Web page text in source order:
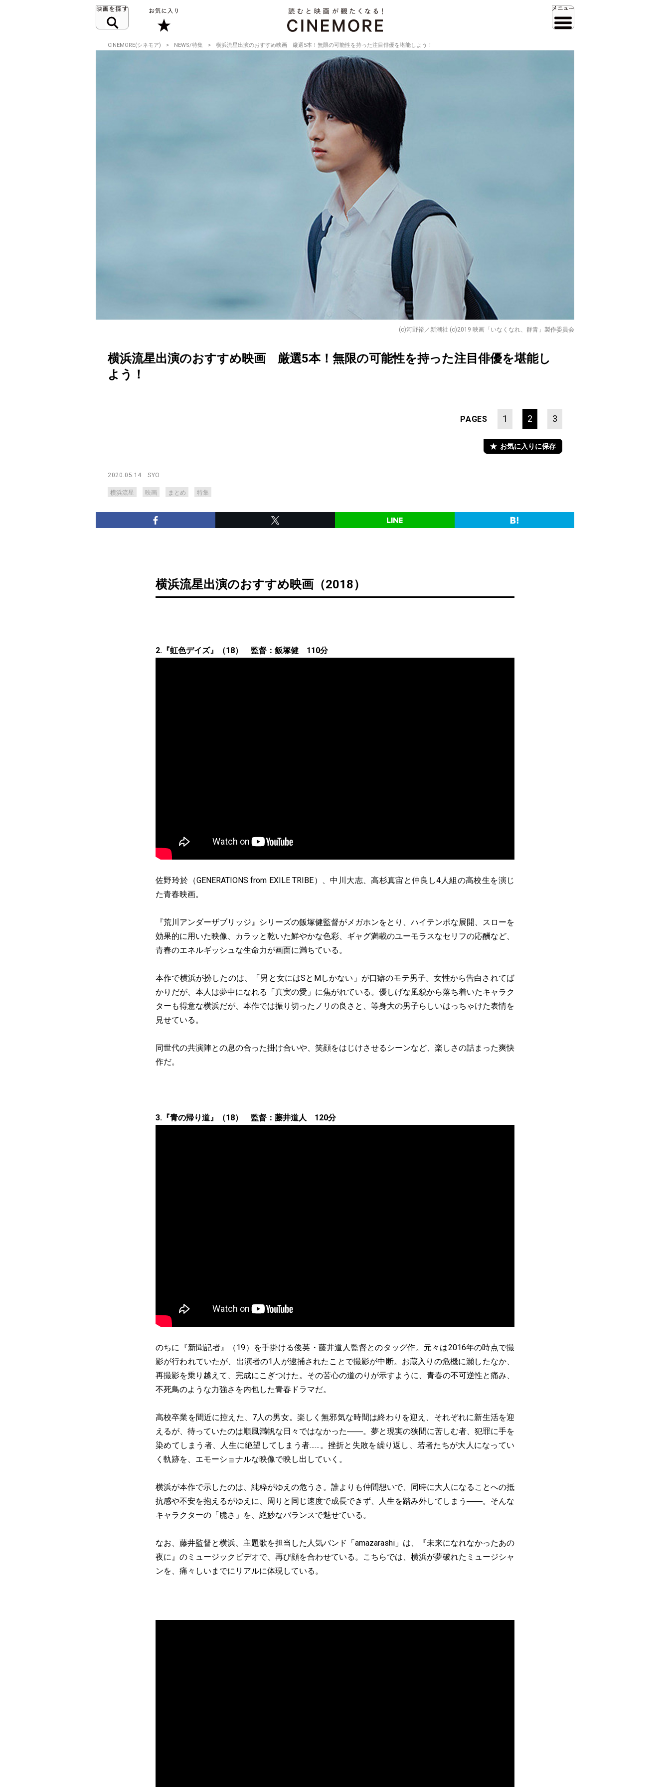
CINEMORE(シネモア) NEWS/特集 横浜流星出演のおすすめ映画 厳選5本！無限の可能性を持った注目俳優を堪能しよう！
(c)河野裕／新潮社 (c)2019 映画「いなくなれ、群青」製作委員会
横浜流星出演のおすすめ映画 厳選5本！無限の可能性を持った注目俳優を堪能し
よう！
PAGES 1 2 3
お気に入りに保存
2020.05.14 SYO
横浜流星 映画 まとめ 特集
横浜流星出演のおすすめ映画（2018）
2.『虹色デイズ』（18） 監督：飯塚健 110分
佐野玲於（GENERATIONS from EXILE TRIBE）、中川大志、高杉真宙と仲良し4人組の高校生を演じ
た青春映画。
『荒川アンダーザブリッジ』シリーズの飯塚健監督がメガホンをとり、ハイテンポな展開、スローを
効果的に用いた映像、カラッと乾いた鮮やかな色彩、ギャグ満載のユーモラスなセリフの応酬など、
青春のエネルギッシュな生命力が画面に満ちている。
本作で横浜が扮したのは、「男と女にはSとMしかない」が口癖のモテ男子。女性から告白されてば
かりだが、本人は夢中になれる「真実の愛」に焦がれている。優しげな風貌から落ち着いたキャラク
ターも得意な横浜だが、本作では振り切ったノリの良さと、等身大の男子らしいはっちゃけた表情を
見せている。
同世代の共演陣との息の合った掛け合いや、笑顔をはじけさせるシーンなど、楽しさの詰まった爽快
作だ。
3.『青の帰り道』（18） 監督：藤井道人 120分
のちに『新聞記者』（19）を手掛ける俊英・藤井道人監督とのタッグ作。元々は2016年の時点で撮
影が行われていたが、出演者の1人が逮捕されたことで撮影が中断。お蔵入りの危機に瀕したなか、
再撮影を乗り越えて、完成にこぎつけた。その苦心の道のりが示すように、青春の不可逆性と痛み、
不死鳥のような力強さを内包した青春ドラマだ。
高校卒業を間近に控えた、7人の男女。楽しく無邪気な時間は終わりを迎え、それぞれに新生活を迎
えるが、待っていたのは順風満帆な日々ではなかった――。夢と現実の狭間に苦しむ者、犯罪に手を
染めてしまう者、人生に絶望してしまう者……。挫折と失敗を繰り返し、若者たちが大人になってい
く軌跡を、エモーショナルな映像で映し出していく。
横浜が本作で示したのは、純粋がゆえの危うさ。誰よりも仲間想いで、同時に大人になることへの抵
抗感や不安を抱えるがゆえに、周りと同じ速度で成長できず、人生を踏み外してしまう――。そんな
キャラクターの「脆さ」を、絶妙なバランスで魅せている。
なお、藤井監督と横浜、主題歌を担当した人気バンド「amazarashi」は、『未来になれなかったあの
夜に』のミュージックビデオで、再び顔を合わせている。こちらでは、横浜が夢破れたミュージシャ
ンを、痛々しいまでにリアルに体現している。